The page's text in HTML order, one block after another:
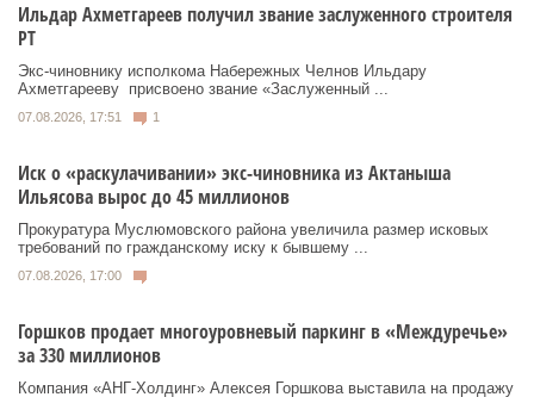
Ильдар Ахметгареев получил звание заслуженного строителя
РТ
Экс‑чиновнику исполкома Набережных Челнов Ильдару
Ахметгарееву присвоено звание «Заслуженный ...
07.08.2026, 17:51 1
Иск о «раскулачивании» экс-чиновника из Актаныша
Ильясова вырос до 45 миллионов
Прокуратура Муслюмовского района увеличила размер исковых
требований по гражданскому иску к бывшему ...
07.08.2026, 17:00
Горшков продает многоуровневый паркинг в «Междуречье»
за 330 миллионов
Компания «АНГ-Холдинг» Алексея Горшкова выставила на продажу